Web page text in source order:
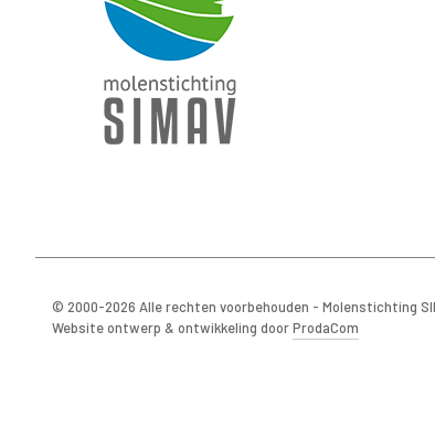
© 2000-2026 Alle rechten voorbehouden - Molenstichting
Website ontwerp & ontwikkeling doorProdaCom